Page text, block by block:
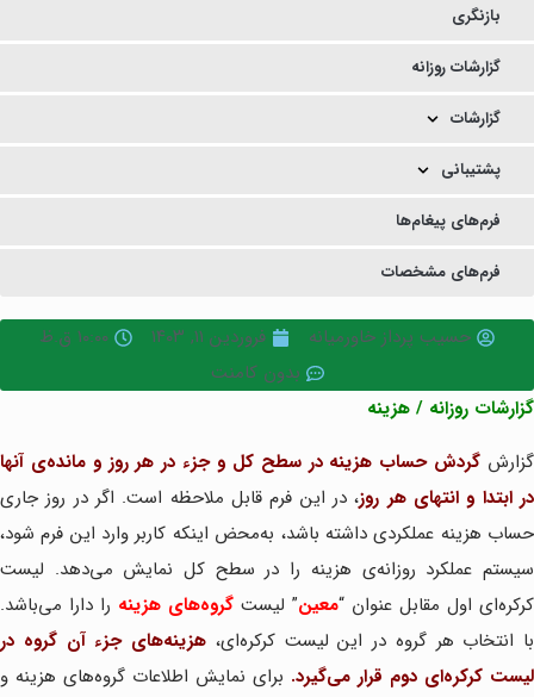
بازنگری
گزارشات روزانه
گزارشات
پشتیبانی
فرم‌های پیغام‌ها
فرم‌های مشخصات
حسیب پرداز خاورمیانه فروردین ۱۱, ۱۴۰۳
۱۰:۰۰ ق.ظ
بدون کامنت
گزارشات روزانه / هزینه
گزارش گردش حساب هزینه در سطح کل و جزء در هر روز و مانده‌ی آنها
در ابتدا و انتهای هر روز، در این فرم قابل ملاحظه است. اگر در روز جاری
حساب هزینه عملکردی داشته باشد، به‌محض اینکه کاربر وارد این فرم شود،
سیستم عملکرد روزانه‌ی هزینه را در سطح کل نمایش می‌دهد. لیست
کرکره‌ای اول مقابل عنوان “معین” لیست گروه‌های هزینه را دارا می‌باشد.
با انتخاب هر گروه در این لیست کرکره‌ای، هزینه‌های جزء آن گروه در
لیست کرکره‌ای دوم قرار می‌گیرد. برای نمایش اطلاعات گروه‌های هزینه و